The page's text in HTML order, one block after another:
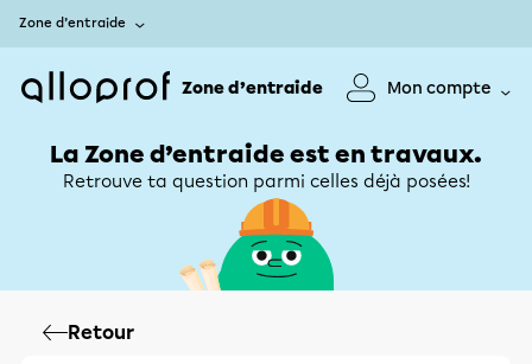
Zone d’entraide
Zone d’entraide Mon compte
La Zone d’entraide est en travaux.
Retrouve ta question parmi celles déjà posées!
Retour